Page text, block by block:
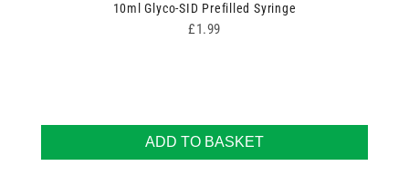
10ml Glyco-SID Prefilled Syringe
Price
£1.99
ADD TO BASKET